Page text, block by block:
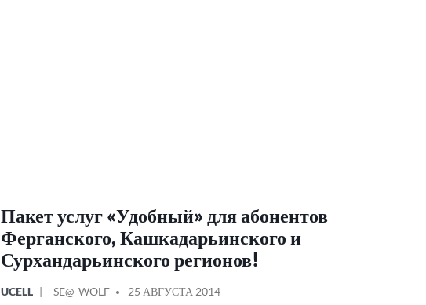
Пакет услуг «Удобный» для абонентов
Ферганского, Кашкадарьинского и
Сурхандарьинского регионов!
ОПУБЛИКОВАНО
UCELL
СООБЩЕНИЕ
SE@-WOLF 25 АВГУСТА 2014